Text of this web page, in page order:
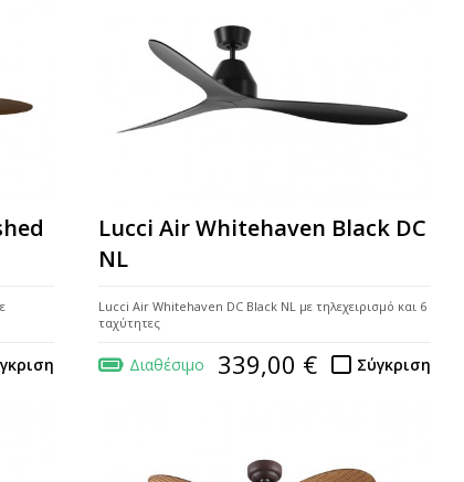
Lucci Air Whitehaven Black DC
NL
Lucci Air Whitehaven DC Black NL με τηλεχειρισμό και 6
ταχύτητες
Διαθέσιμο Σύγκριση
339,00 €